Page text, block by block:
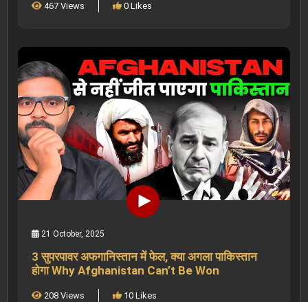
467 Views 0 Likes
21 October, 2025
3 सुपरपावर अफगानिस्तान में फेल, क्या अगला पाकिस्तान
होगा Why Afghanistan Can’t Be Won
208 Views 10 Likes